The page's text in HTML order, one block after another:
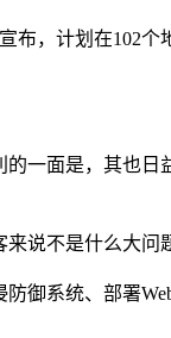
布，计划在102
一面是，其也
说不是什么大问
御系统、部署